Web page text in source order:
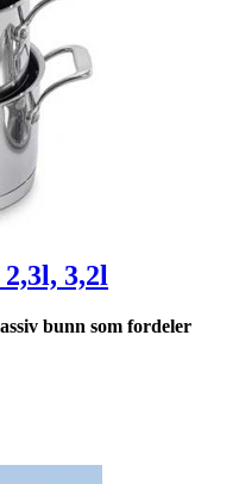
3,2l
bunn som for­deler